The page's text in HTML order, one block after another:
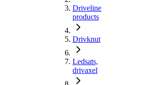
Driveline
products
Drivknut
Ledsats,
drivaxel